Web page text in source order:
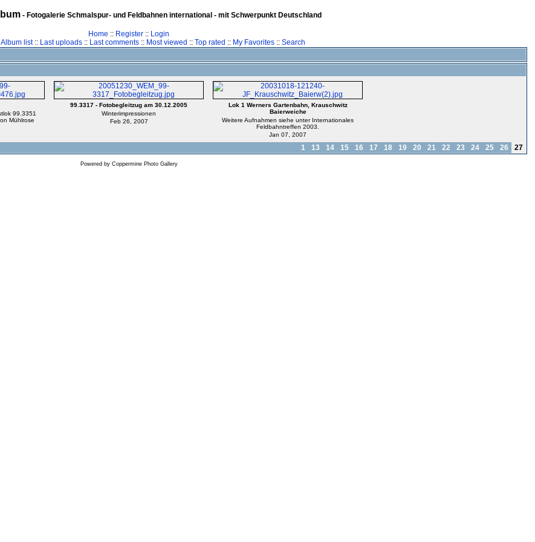
- Fotogalerie Schmalspur- und Feldbahnen international - mit Schwerpunkt Deutschland
Home :: Register :: Login
Album list:: Last uploads:: Last comments:: Most viewed :: Top rated :: My Favorites:: Search
99.3351
Mühlrose
99.3317 - Fotobegleitzug am 30.12.2005
Winterimpressionen
Feb 26, 2007
Lok 1 Werners Gartenbahn, Krauschwitz
Baierweiche
Weitere Aufnahmen siehe unter Internationales
Feldbahntreffen 2003.
Jan 07, 2007
1 13 14 15 16 17 18 19 20 21 22 23 24 25 26 27
Powered by Coppermine Photo Gallery